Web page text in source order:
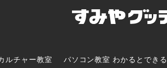
ルチャー教室 パソコン教室 わかるとできる